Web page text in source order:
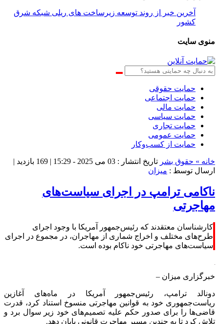
آخرین خبر از روند توسعه زیرساخت های ریلی شبکه شرق
کشور
منوی سایت
حمایت حقوقی
حمایت اجتماعی
حمایت مالی
حمایت سیاسی
حمایت تجاری
حمایت عمومی
حمایت از کسب‌وکار
خانه » حقوق بشر تاریخ انتشار : 03 می 2025 - 15:29 | 169 بازدید
|
ارسال توسط : میزان
ناکامی ترامپ در اجرای سیاست‌های
مهاجرتی
کارشناسان معتقدند که رئیس‌جمهور آمریکا با وجود اجرای
طرح‌های مختلف و اخراج شماری از مهاجران، در مجموع در اجرای
سیاست‌های مهاجرتی خود ناکام بوده است.
خبرگزاری میزان –
دونالد ترامپ، رئیس‌جمهور آمریکا در ماه‌های آغازین
ریاست‌جمهوری خود به قوانین مهاجرتی منسوخ استناد کرد، قدرت
قاضی‌ها را برای صدور حکم علیه تصمیم‌های خود زیر سوال برد و
تلاش کرد تا به چندین مسیر مهاجرت قانونی پایان دهد.